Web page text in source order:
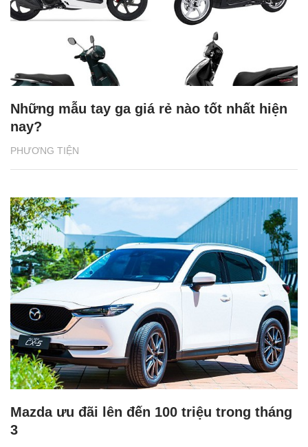
PHƯƠNG TIỆN
Những mẫu tay ga giá rẻ nào tốt nhất hiện
nay?
Mazda ưu đãi lên đến 100 triệu trong tháng
3